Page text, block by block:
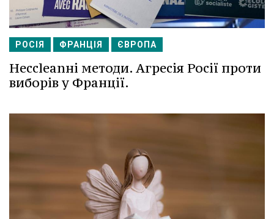
РОСІЯ ФРАНЦІЯ ЄВРОПА
Несcleanні методи. Агресія Росії проти
виборів у Франції.